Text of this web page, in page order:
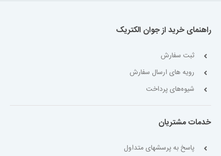
راهنمای خرید از جوان الکتریک
ثبت سفارش
رویه های ارسال سفارش
شیوه‌های پرداخت
خدمات مشتریان
پاسخ به پرسشهای متداول